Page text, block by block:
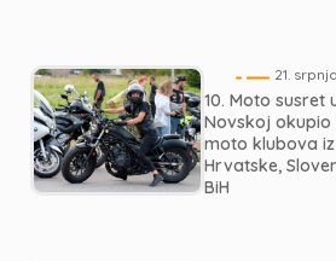
21.
10. Moto susret
Novskoj okupio
moto klubova iz
Hrvatske,
BiH